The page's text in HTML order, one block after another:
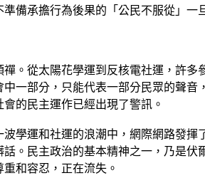
備承擔行為後果的「公民不服從」一
。從太陽花學運到反核電社運，許
一部分，只能代表一部分民眾的聲
的民主運作已經出現了警訊。
學運和社運的浪潮中，網際網路發
。民主政治的基本精神之一，乃是
和容忍，正在流失。